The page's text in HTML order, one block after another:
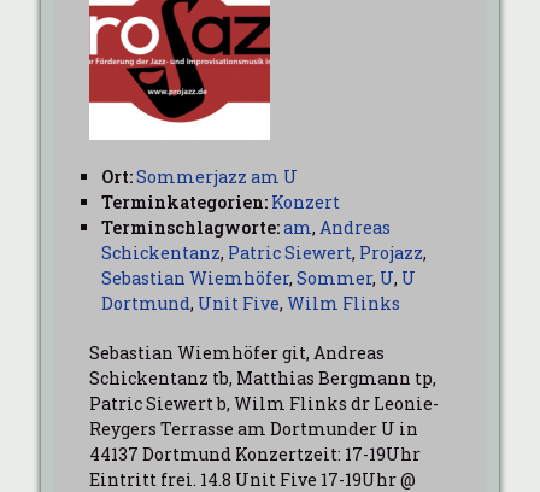
Ort:Sommerjazz am U
Terminkategorien: Konzert
Terminschlagworte:am, Andreas
Schickentanz, Patric Siewert, Projazz,
Sebastian Wiemhöfer, Sommer, U, U
Dortmund, Unit Five, Wilm Flinks
Sebastian Wiemhöfer git, Andreas
Schickentanz tb, Matthias Bergmann tp,
Patric Siewert b, Wilm Flinks dr Leonie-
Reygers Terrasse am Dortmunder U in
44137 Dortmund Konzertzeit: 17-19Uhr
Eintritt frei. 14.8 Unit Five 17-19Uhr @